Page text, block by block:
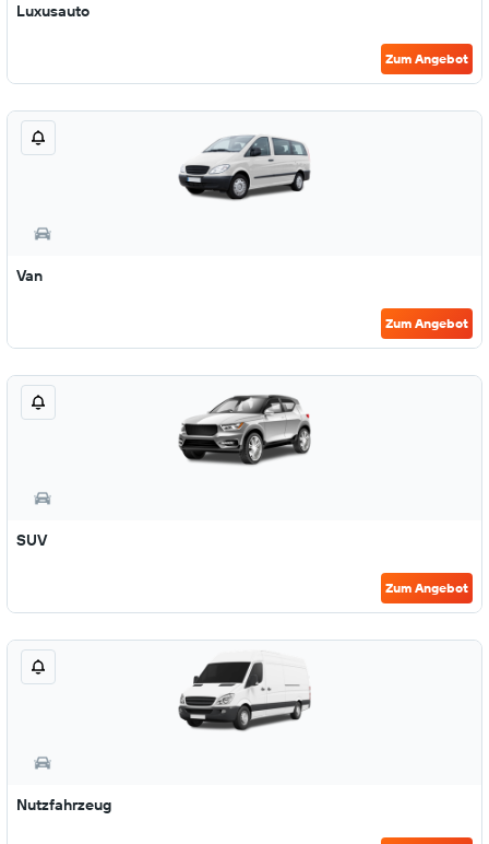
Luxusauto
Zum Angebot
Van
Zum Angebot
SUV
Zum Angebot
Nutzfahrzeug